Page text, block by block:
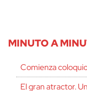
MINUTO A
Comienza
El gran atractor.